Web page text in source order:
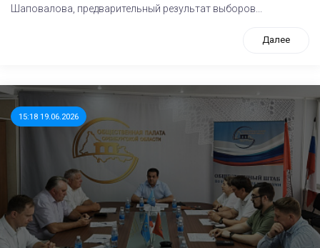
Шаповалова, предварительный результат выборов...
Далее
15:18 19.06.2026